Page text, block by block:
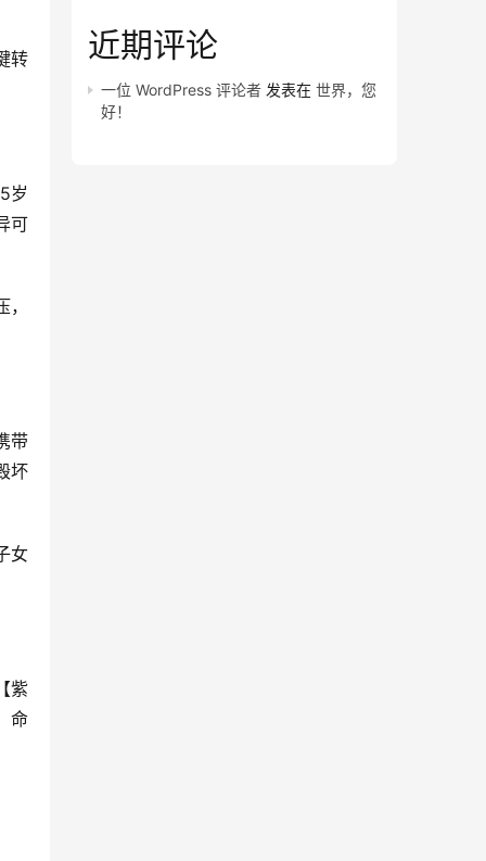
转
岁
可
带
坏
女
紫
命
近期评论
一位 WordPress 评论者 发表在 世界，您
好！